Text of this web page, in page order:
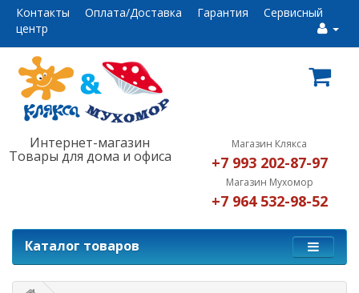
Контакты Оплата/Доставка Гарантия
Сервисный
центр
Интернет-магазин
Товары для дома и офиса
Магазин Клякса
+7 993 202-87-97
Магазин Мухомор
+7 964 532-98-52
Каталог товаров